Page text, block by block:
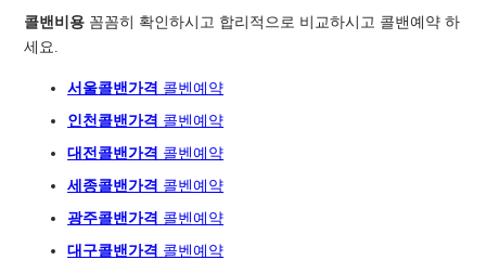
콜밴비용 꼼꼼히 확인하시고 합리적으로 비교하시고 콜밴예약 하
세요.
서울콜밴가격 콜벤예 약
인천콜밴가격 콜벤예약
대전콜밴가격 콜벤예약
세종콜밴가격 콜벤예약
광주콜밴가격 콜벤예 약
대구콜밴가격 콜벤예약